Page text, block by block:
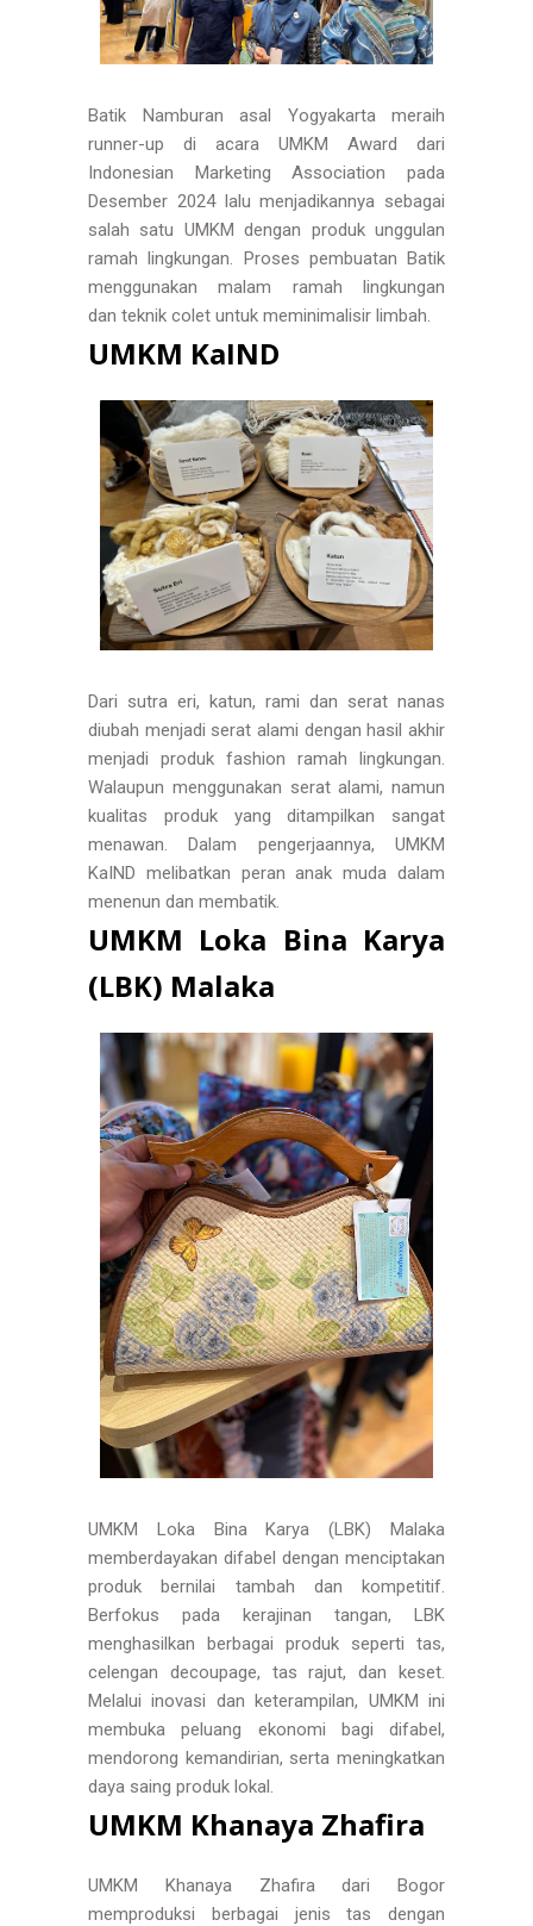
Batik Namburan asal Yogyakarta meraih
runner-up di acara UMKM Award dari
Indonesian Marketing Association pada
Desember 2024 lalu menjadikannya sebagai
salah satu UMKM dengan produk unggulan
ramah lingkungan. Proses pembuatan Batik
menggunakan malam ramah lingkungan
dan teknik colet untuk meminimalisir limbah.
UMKM KaIND
Dari sutra eri, katun, rami dan serat nanas
diubah menjadi serat alami dengan hasil akhir
menjadi produk fashion ramah lingkungan.
Walaupun menggunakan serat alami, namun
kualitas produk yang ditampilkan sangat
menawan. Dalam pengerjaannya, UMKM
KaIND melibatkan peran anak muda dalam
menenun dan membatik.
UMKM Loka Bina Karya
(LBK) Malaka
UMKM Loka Bina Karya (LBK) Malaka
memberdayakan difabel dengan menciptakan
produk bernilai tambah dan kompetitif.
Berfokus pada kerajinan tangan, LBK
menghasilkan berbagai produk seperti tas,
celengan decoupage, tas rajut, dan keset.
Melalui inovasi dan keterampilan, UMKM ini
membuka peluang ekonomi bagi difabel,
mendorong kemandirian, serta meningkatkan
daya saing produk lokal.
UMKM Khanaya Zhafira
UMKM Khanaya Zhafira dari Bogor
memproduksi berbagai jenis tas dengan